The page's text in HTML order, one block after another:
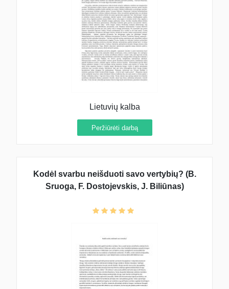
Lietuvių kalba
Peržiūrėti darbą
Kodėl svarbu neišduoti savo vertybių? (B.
Sruoga, F. Dostojevskis, J. Biliūnas)